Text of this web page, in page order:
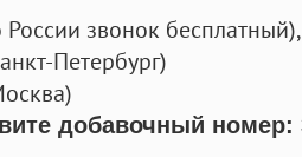
России звонок бесплатный),
Петербург)
добавочный номер: